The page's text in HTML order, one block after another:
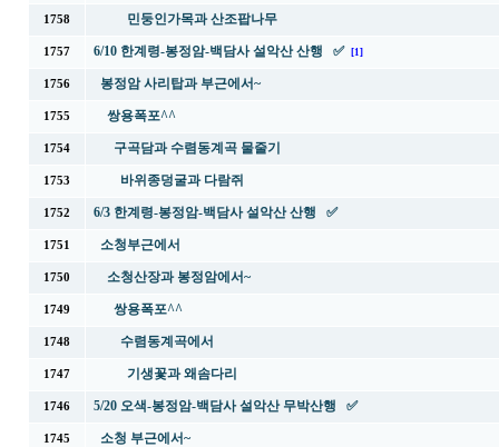
1758 민둥인가목과 산조팝나무
1757 6/10 한계령-봉정암-백담사 설악산 산행 ✅ [1]
1756 봉정암 사리탑과 부근에서~
1755 쌍용폭포^^
1754 구곡담과 수렴동계곡 물줄기
1753 바위종덩굴과 다람쥐
1752 6/3 한계령-봉정암-백담사 설악산 산행 ✅
1751 소청부근에서
1750 소청산장과 봉정암에서~
1749 쌍용폭포^^
1748 수렴동계곡에서
1747 기생꽃과 왜솜다리
1746 5/20 오색-봉정암-백담사 설악산 무박산행 ✅
1745 소청 부근에서~